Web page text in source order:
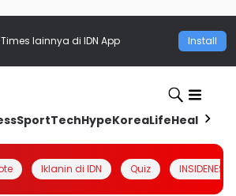
Times lainnya di IDN App Install
SportTechHypeKoreaLifeHealth
Iklanin di IDN Quiz INSIDENESIA